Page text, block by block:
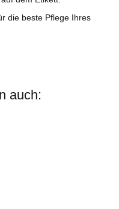
die beste Pflege Ihres
auch: